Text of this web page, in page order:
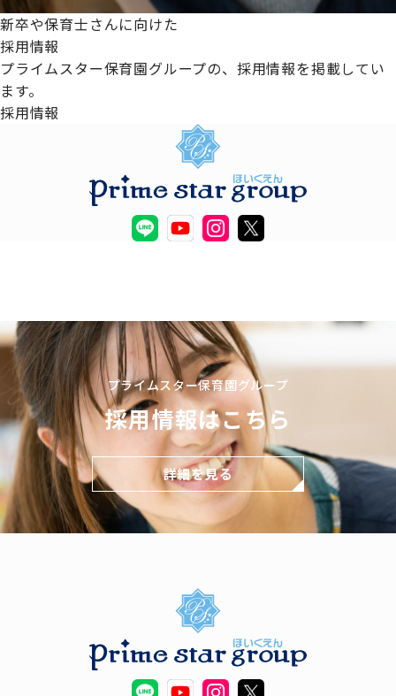
新卒や保育士さんに向けた
採用情報
プライムスター保育園グループの、採用情報を掲載してい
ます。
採用情報
プライムスター保育園グループ
採用情報はこちら
詳細を見る